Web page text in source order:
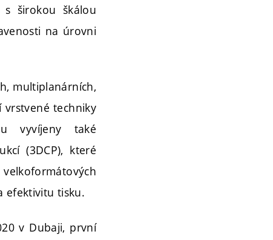
širokou škálou
na úrovni
multiplanárních,
vrstvené techniky
vyvíjeny také
(3DCP), které
efektivitu tisku.
v Dubaji, první